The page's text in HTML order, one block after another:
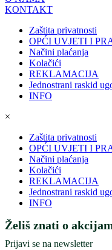
KONTAKT
Zaštita privatnosti
OPĆI UVJETI I
Načini plaćanja
Kolačići
REKLAMACIJA
Jednostrani raskid
INFO
×
Zaštita privatnosti
OPĆI UVJETI I
Načini plaćanja
Kolačići
REKLAMACIJA
Jednostrani raskid
INFO
Želiš znati o
Prijavi se na newsletter